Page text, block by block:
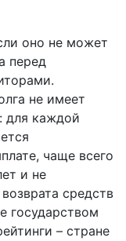
оно не может
перед
не имеет
для каждой
чаще всего
и не
средств
государством
– стране